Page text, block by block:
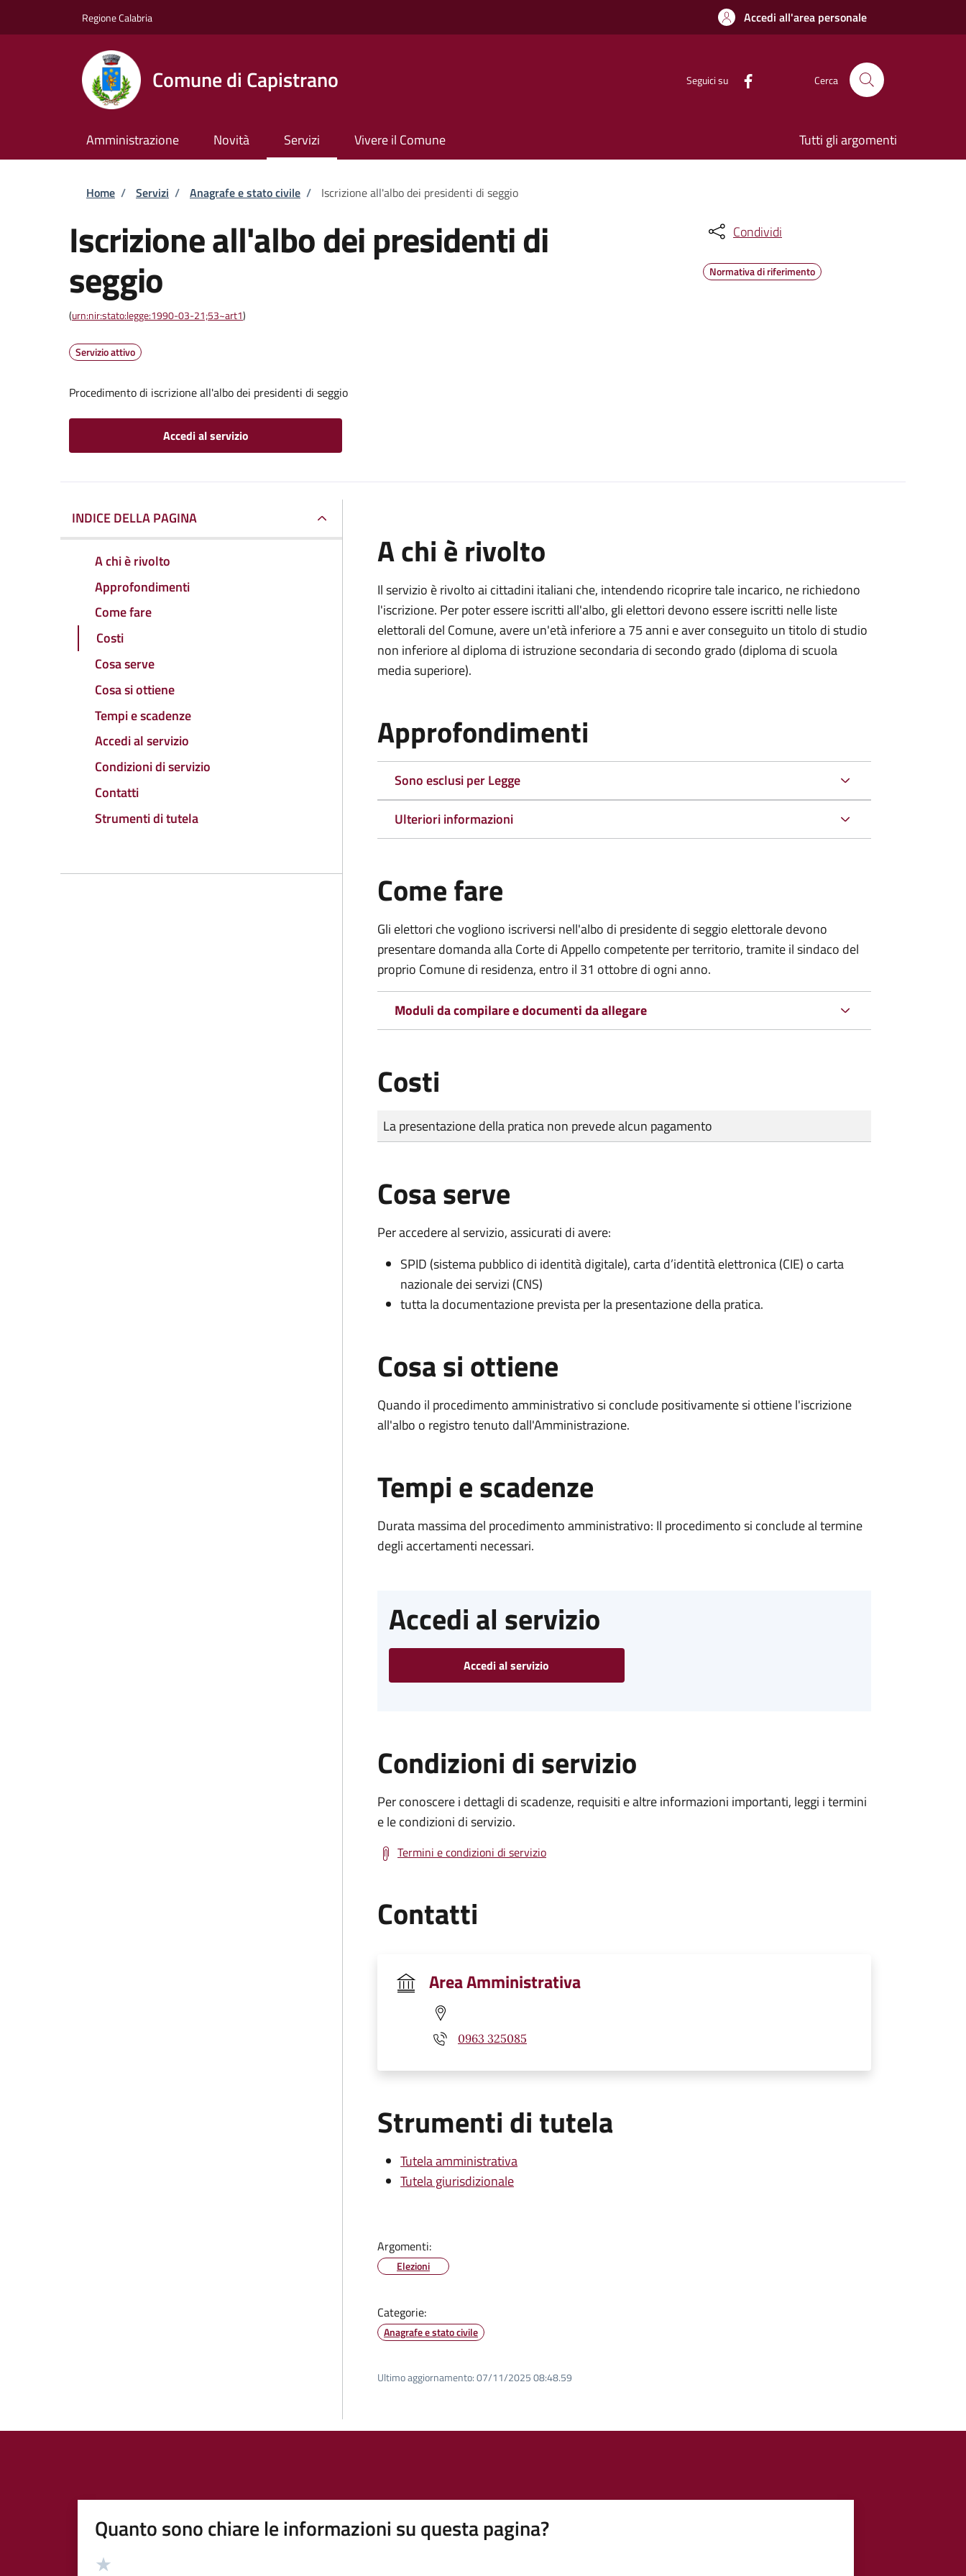
Regione Calabria Accedi all'area personale
Comune di Capistrano Seguici su Cerca
Amministrazione Novità Servizi Vivere il Comune Tutti gli argomenti
Briciole di pane
Home / Servizi / Anagrafe e stato civile / Iscrizione all'albo dei presidenti di seggio
Iscrizione all'albo dei presidenti di
seggio
(urn:nir:stato:legge:1990-03-21;53~art1)
Servizio attivo
Procedimento di iscrizione all'albo dei presidenti di seggio
Accedi al servizio
Condividi
Normativa di riferimento
INDICE DELLA PAGINA
A chi è rivolto
Approfondimenti
Come fare
Costi
Cosa serve
Cosa si ottiene
Tempi e scadenze
Accedi al servizio
Condizioni di servizio
Contatti
Strumenti di tutela
A chi è rivolto
Il servizio è rivolto ai cittadini italiani che, intendendo ricoprire tale incarico, ne richiedono
l'iscrizione. Per poter essere iscritti all'albo, gli elettori devono essere iscritti nelle liste
elettorali del Comune, avere un'età inferiore a 75 anni e aver conseguito un titolo di studio
non inferiore al diploma di istruzione secondaria di secondo grado (diploma di scuola
media superiore).
Approfondimenti
Sono esclusi per Legge
Ulteriori informazioni
Come fare
Gli elettori che vogliono iscriversi nell'albo di presidente di seggio elettorale devono
presentare domanda alla Corte di Appello competente per territorio, tramite il sindaco del
proprio Comune di residenza, entro il 31 ottobre di ogni anno.
Moduli da compilare e documenti da allegare
Costi
Tipo di pagamento
Importo
La presentazione della pratica non prevede alcun pagamento
Cosa serve
Per accedere al servizio, assicurati di avere:
SPID (sistema pubblico di identità digitale), carta d’identità elettronica (CIE) o carta
nazionale dei servizi (CNS)
tutta la documentazione prevista per la presentazione della pratica.
Cosa si ottiene
Quando il procedimento amministrativo si conclude positivamente si ottiene l'iscrizione
all'albo o registro tenuto dall'Amministrazione.
Tempi e scadenze
Durata massima del procedimento amministrativo: Il procedimento si conclude al termine
degli accertamenti necessari.
Accedi al servizio
Accedi al servizio
Condizioni di servizio
Per conoscere i dettagli di scadenze, requisiti e altre informazioni importanti, leggi i termini
e le condizioni di servizio.
Termini e condizioni di servizio
Contatti
Area Amministrativa
0963 325085
Strumenti di tutela
Tutela amministrativa
Tutela giurisdizionale
Argomenti:
Elezioni
Categorie:
Anagrafe e stato civile
Ultimo aggiornamento:07/11/2025 08:48.59
Quanto sono chiare le informazioni su questa pagina?
Valutazione